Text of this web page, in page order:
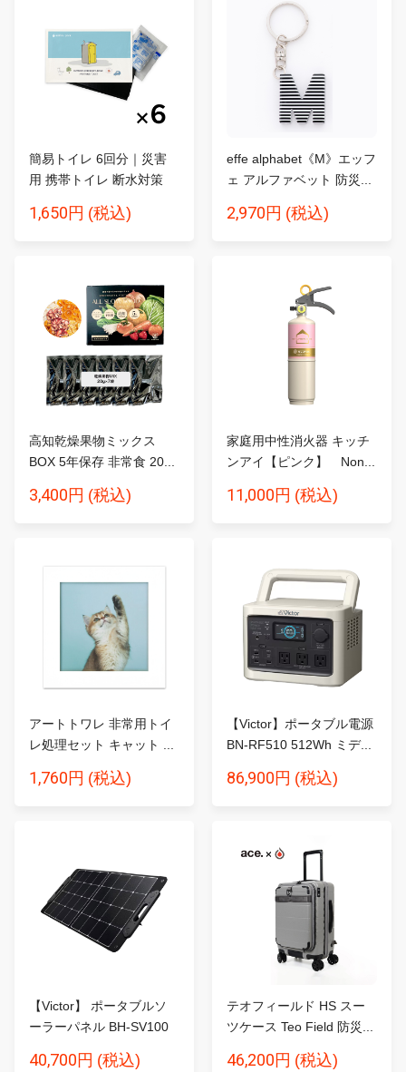
簡易トイレ 6回分｜災害
用 携帯トイレ 断水対策
1,650円 (税込)
effe alphabet《M》エッフ
ェ アルファベット 防災...
2,970円 (税込)
高知乾燥果物ミックス
BOX 5年保存 非常食 20...
3,400円 (税込)
家庭用中性消火器 キッチ
ンアイ【ピンク】 Non...
11,000円 (税込)
アートトワレ 非常用トイ
レ処理セット キャット ...
1,760円 (税込)
【Victor】ポータブル電源
BN-RF510 512Wh ミデ...
86,900円 (税込)
【Victor】 ポータブルソ
ーラーパネル BH-SV100
40,700円 (税込)
テオフィールド HS スー
ツケース Teo Field 防災...
46,200円 (税込)